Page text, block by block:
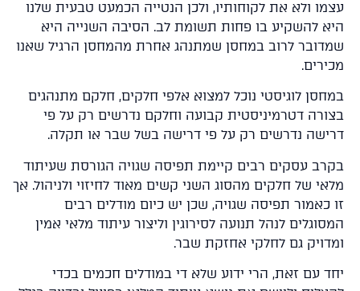
ולא את לקוחותיו, ולכן הנטייה הכמעט טבעית שלנו
להשקיע בו פחות תשומת לב. הסיבה השנייה היא
לרוב במחסן שמתנהג אחרת מהמחסן הרגיל שאנו
לוגיסטי נוכל למצוא אלפי חלקים, חלקם מתנהגים
דטרמיניסטית קבועה וחלקם נדרשים רק על פי
נדרשים רק על פי דרישה בשל שבר או תקלה.
עסקים רבים קיימת תפיסה שגויה הגורסת שעיתוד
של חלקים מהסוג השני קשים מאוד לחיזוי ולניהול. אך
כאמור תפיסה שגויה, שכן יש כיום מודלים רבים
לנהל תנועה לסירוגין וליצור עיתוד מלאי אמין
גם לחלקי אחזקת שבר.
עם זאת, הרי ידוע שלא די במודלים חכמים בכדי